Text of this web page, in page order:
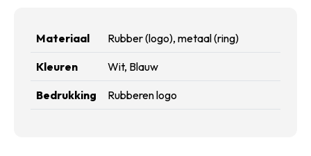
Materiaal Rubber (logo), metaal (ring)
Kleuren Wit, Blauw
Bedrukking Rubberen logo